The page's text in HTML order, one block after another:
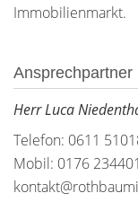
Immobilienmarkt.
Ansprechpartner
Herr Luca
Telefon: 0611
Mobil: 0176